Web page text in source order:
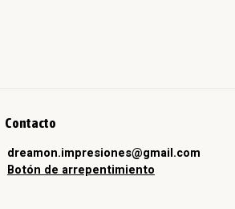
Contacto
dreamon.impresiones@gmail.com
Botón de arrepentimiento